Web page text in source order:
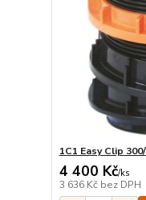
1C1 Easy Clip
4 400 Kč/ks
3 636 Kč bez DPH